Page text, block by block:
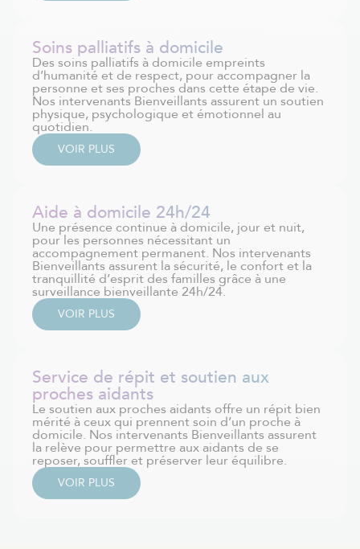
Soins palliatifs à domicile
Des soins palliatifs à domicile empreints
d’humanité et de respect, pour accompagner la
personne et ses proches dans cette étape de vie.
Nos intervenants Bienveillants assurent un soutien
physique, psychologique et émotionnel au
quotidien.
VOIR PLUS
Aide à domicile 24h/24
Une présence continue à domicile, jour et nuit,
pour les personnes nécessitant un
accompagnement permanent. Nos intervenants
Bienveillants assurent la sécurité, le confort et la
tranquillité d’esprit des familles grâce à une
surveillance bienveillante 24h/24.
VOIR PLUS
Service de répit et soutien aux
proches aidants
Le soutien aux proches aidants offre un répit bien
mérité à ceux qui prennent soin d’un proche à
domicile. Nos intervenants Bienveillants assurent
la relève pour permettre aux aidants de se
reposer, souffler et préserver leur équilibre.
VOIR PLUS